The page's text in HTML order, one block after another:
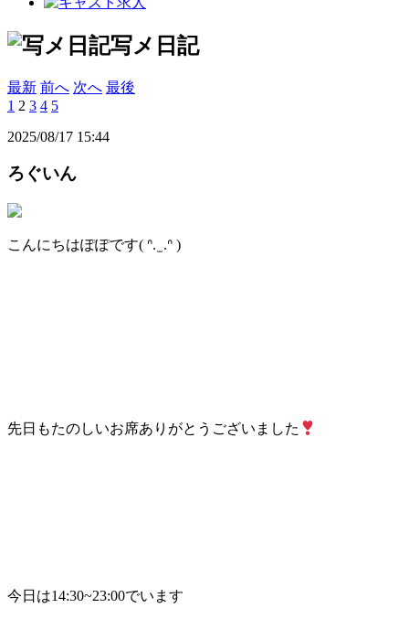
写メ日記
最新 前へ 次へ 最後
1 2 3 4 5
2025/08/17 15:44
ろぐいん
こんにちはぽぽです( ᐢ. ̫ .ᐢ )
先日もたのしいお席ありがとうございました
今日は14:30~23:00でいます